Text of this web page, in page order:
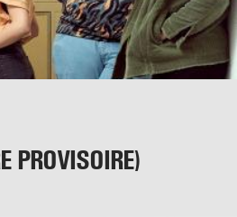
PROVISOIRE)